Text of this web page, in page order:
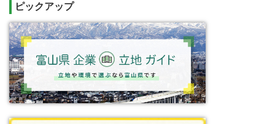
ピックアップ